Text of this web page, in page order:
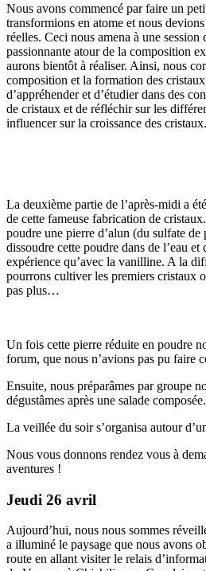
Nous avons commencé par faire un
transformions en atome et nous
réelles. Ceci nous amena à une session
passionnante atour de la composition
aurons bientôt à réaliser. Ainsi, nous
composition et la formation des
d’appréhender et d’étudier dans des
de cristaux et de réfléchir sur les
influencer sur la croissance des cristaux.
La deuxième partie de l’après-midi a
de cette fameuse fabrication de
poudre une pierre d’alun (du sulfate de
dissoudre cette poudre dans de l’eau et
expérience qu’avec la vanilline. A la
pourrons cultiver les premiers cristaux
pas plus…
Un fois cette pierre réduite en poudre
forum, que nous n’avions pas pu faire
Ensuite, nous préparâmes par groupe
dégustâmes après une salade composée.
La veillée du soir s’organisa autour
Nous vous donnons rendez vous à
aventures !
Jeudi 26 avril
Aujourd’hui, nous nous sommes
a illuminé le paysage que nous avons
route en allant visiter le relais